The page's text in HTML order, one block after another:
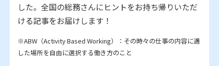
した。全国の総務さんにヒントをお持ち帰りいただ
ける記事をお届けします！
※ABW（Activity Based Working）：その時々の仕事の内容に適
した場所を自由に選択する働き方のこと